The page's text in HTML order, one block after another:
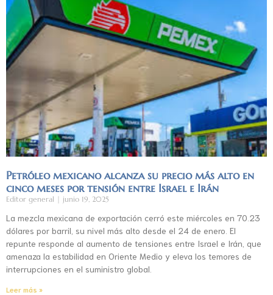
Petróleo mexicano alcanza su precio más alto en
cinco meses por tensión entre Israel e Irán
Editor general junio 19, 2025
La mezcla mexicana de exportación cerró este miércoles en 70.23
dólares por barril, su nivel más alto desde el 24 de enero. El
repunte responde al aumento de tensiones entre Israel e Irán, que
amenaza la estabilidad en Oriente Medio y eleva los temores de
interrupciones en el suministro global.
Leer más »